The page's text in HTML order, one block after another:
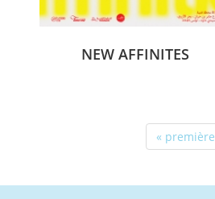
NEW AFFINITES
« première